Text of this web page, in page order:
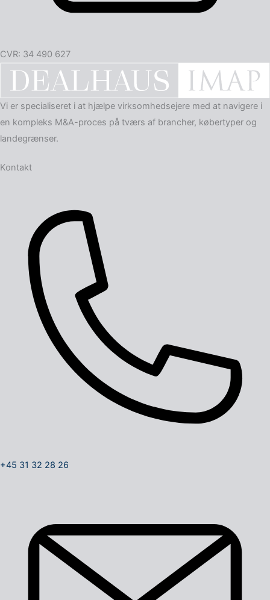
CVR: 34 490 627
Vi er specialiseret i at hjælpe virksomheds­ejere med at navigere i
en kompleks M&A-proces på tværs af brancher, købertyper og
landegrænser.
Kontakt
+45 31 32 28 26